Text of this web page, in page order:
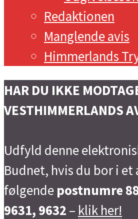
Redaktionen
Manglende avis
Himmerlands
HAR DU IKKE
VESTHIMMERLANDS
Udfyld denne
Budnet, hvis du bor i et
følgende postnumre
9631, 9632 – klik her!